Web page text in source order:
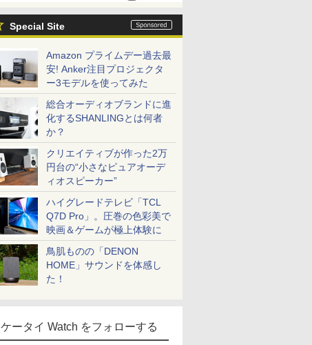
Special Site
Amazon プライムデー過去最
安! Anker注目プロジェクタ
ー3モデルを使ってみた
総合オーディオブランドに進
化するSHANLINGとは何者
か？
クリエイティブが作った2万
円台の“小さなピュアオーデ
ィオスピーカー”
ハイグレードテレビ「TCL
Q7D Pro」。圧巻の色彩美で
映画＆ゲームが極上体験に
鳥肌ものの「DENON
HOME」サウンドを体感し
た！
ケータイ Watch をフォローする